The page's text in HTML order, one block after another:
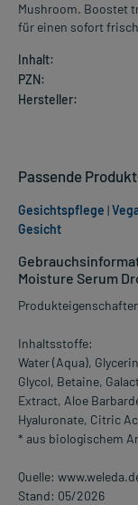
Mushroom. Boostet
für einen sofort
Inhalt:
PZN:
Hersteller:
Moisture Serum
Inhaltsstoffe:
Water (Aqua),
Glycol, Betaine,
Extract, Aloe
Hyaluronate, Citric
* aus biologischem
Quelle:
Stand: 05/2026
Passende
Gesichtspflege |
Gesicht